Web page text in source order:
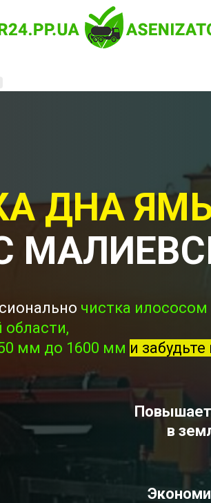
ДНА
чистка
мм до 1600 мм и
в